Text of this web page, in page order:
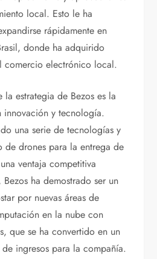
local. Esto le ha
rápidamente en
donde ha adquirido
comercio electrónico local.
estrategia de Bezos es la
innovación y tecnología.
una serie de tecnologías y
de drones para la entrega de
ventaja competitiva
ha demostrado ser un
por nuevas áreas de
en la nube con
que se ha convertido en un
ingresos para la compañía.